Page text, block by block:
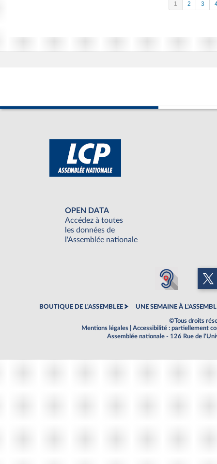
1 2 3
OPEN DATA
Accédez à toutes
les données de
l'Assemblée nationale
BOUTIQUE DE L'ASSEMBLEE UNE SEMAINE À
©Tous droits
Mentions légales
Accessibilité : partiellement
Assemblée nationale - 126 Rue de